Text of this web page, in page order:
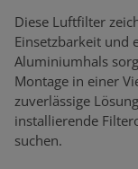
Diese Luftfilter
Einsetzbarkeit und
Aluminiumhals
Montage in einer
zuverlässige
installierende
suchen.